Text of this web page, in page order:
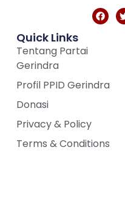
Quick Links
Tentang Partai
Gerindra
Profil PPID Gerindra
Donasi
Privacy & Policy
Terms & Conditions